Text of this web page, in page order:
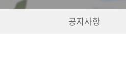
공지사항